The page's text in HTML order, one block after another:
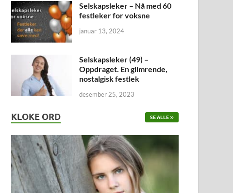
Selskapsleker – Nå med 60
festleker for voksne
januar 13, 2024
Selskapsleker (49) –
Oppdraget. En glimrende,
nostalgisk festlek
desember 25, 2023
KLOKE ORD SE ALLE